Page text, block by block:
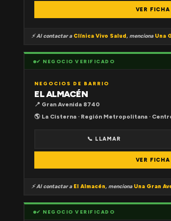
VER
⚡ Al contactar a Clínica Vivo Salud, menciona Una
✔ NEGOCIO VERIFICADO
NEGOCIOS DE BARRIO
EL ALMACÉN
📍 Gran Avenida 8740
🌎 La Cisterna · Región Metropolitana ·
📞 LLAMAR
VER
⚡ Al contactar a El Almacén, menciona Una Gran
✔ NEGOCIO VERIFICADO